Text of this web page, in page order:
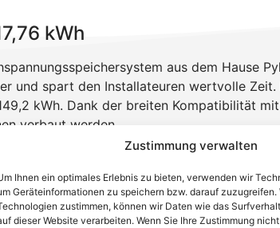
Zustimmung verwalten
Ihnen ein optimales Erlebnis zu bieten, verwenden wir
Geräteinformationen zu speichern bzw. darauf zuzugreifen.
zustimmen, können wir Daten wie das
dieser Website verarbeiten. Wenn Sie Ihre Zustimmung
kWh
aus dem Hause
und spart den Installateuren wertvolle
kWh. Dank der breiten Kompatibilität
verbaut werden.
kommst, erfährst du in unserem
17,76 kWh